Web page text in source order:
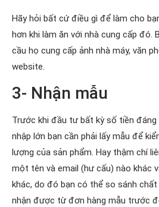
Hãy hỏi bất cứ điều gì để làm cho
hơn khi làm ăn với nhà cung cấp đó.
cầu họ cung cấp ảnh nhà máy, văn
website.
3- Nhận mẫu
Trước khi đầu tư bất kỳ số tiền đáng
nhập lớn bạn cần phải lấy mẫu để
lượng của sản phẩm. Hay thậm chí
một tên và email (hư cấu) nào khác
khác, do đó bạn có thể so sánh
nhận được từ đơn hàng mẫu trước